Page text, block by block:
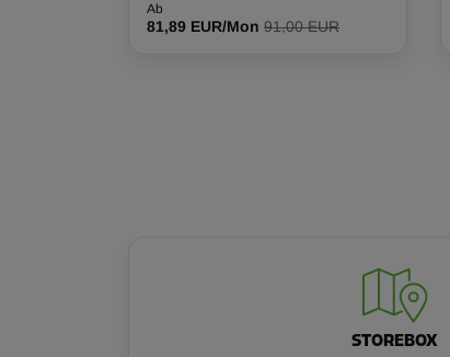
Ab
81,89 EUR/Mon 91,00 EUR
STOREBOX